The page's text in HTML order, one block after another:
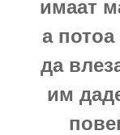
имаат
а
да
им